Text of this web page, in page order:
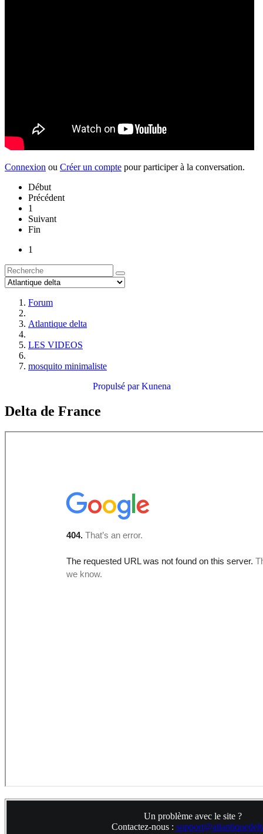
Connexion ou Créer un compte pour participer à la conversation.
Début
Précédent
1
Suivant
Fin
1
Forum
Atlantique delta
LES VIDEOS
mosquito minimaliste
Propulsé parKunena
Delta de France
Un problème avec le site ?
Contactez-nous :